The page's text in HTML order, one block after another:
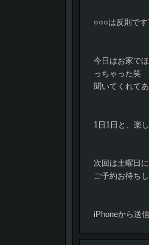
○○○は反則です
今日はお家で
っちゃった笑
聞いてくれて
1日1日と、楽
次回は土曜日
ご予約お待ち
iPhoneから送信